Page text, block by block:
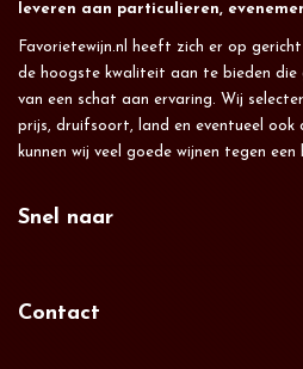
leveren aan particulieren,
Favorietewijn.nl heeft zich er op
de hoogste kwaliteit aan te bieden die
van een schat aan ervaring. Wij
prijs, druifsoort, land en eventueel ook
kunnen wij veel goede wijnen tegen
Snel naar
Contact